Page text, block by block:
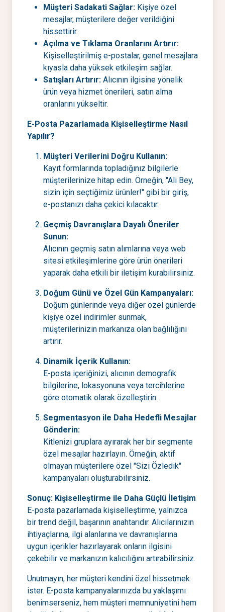
Müşteri Sadakati Sağlar: Kişiye özel
mesajlar, müşterilere değer verildiğini
hissettirir.
Açılma ve Tıklama Oranlarını Artırır:
Kişiselleştirilmiş e-postalar, genel mesajlara
kıyasla daha yüksek etkileşim sağlar.
Satışları Artırır: Alıcının ilgisine yönelik
ürün veya hizmet önerileri, satın alma
oranlarını yükseltir.
E-Posta Pazarlamada Kişiselleştirme Nasıl
Yapılır?
Müşteri Verilerini Doğru Kullanın:
Kayıt formlarında topladığınız bilgilerle
müşterilerinize hitap edin. Örneğin, "Ali Bey,
sizin için seçtiğimiz ürünler!" gibi bir giriş,
e-postanızı daha çekici kılacaktır.
Geçmiş Davranışlara Dayalı Öneriler
Sunun:
Alıcının geçmiş satın alımlarına veya web
sitesi etkileşimlerine göre ürün önerileri
yaparak daha etkili bir iletişim kurabilirsiniz.
Doğum Günü ve Özel Gün Kampanyaları:
Doğum günlerinde veya diğer özel günlerde
kişiye özel indirimler sunmak,
müşterilerinizin markanıza olan bağlılığını
artırır.
Dinamik İçerik Kullanın:
E-posta içeriğinizi, alıcının demografik
bilgilerine, lokasyonuna veya tercihlerine
göre otomatik olarak özelleştirin.
Segmentasyon ile Daha Hedefli Mesajlar
Gönderin:
Kitlenizi gruplara ayırarak her bir segmente
özel mesajlar hazırlayın. Örneğin, aktif
olmayan müşterilere özel "Sizi Özledik"
kampanyaları oluşturabilirsiniz.
Sonuç: Kişiselleştirme ile Daha Güçlü İletişim
E-posta pazarlamada kişiselleştirme, yalnızca
bir trend değil, başarının anahtarıdır. Alıcılarınızın
ihtiyaçlarına, ilgi alanlarına ve davranışlarına
uygun içerikler hazırlayarak onların ilgisini
çekebilir ve markanızın kalıcılığını artırabilirsiniz.
Unutmayın, her müşteri kendini özel hissetmek
ister. E-posta kampanyalarınızda bu yaklaşımı
benimserseniz, hem müşteri memnuniyetini hem